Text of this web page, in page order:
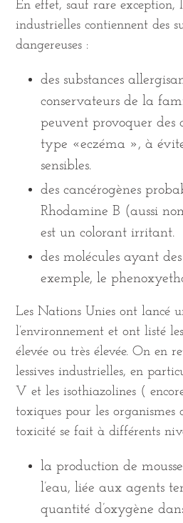
En effet, sauf rare exception,
industrielles contiennent des
dangereuses :
des substances
conservateurs de la
peuvent provoquer des
type «eczéma », à
sensibles.
des cancérogènes
Rhodamine B (aussi
est un colorant irritant.
des molécules ayant
exemple, le
Les Nations Unies ont lancé
l’environnement et ont listé
élevée ou très élevée. On en
lessives industrielles, en
V et les isothiazolines (
toxiques pour les organismes
toxicité se fait à différents
la production de
l’eau, liée aux agents
quantité d’oxygène